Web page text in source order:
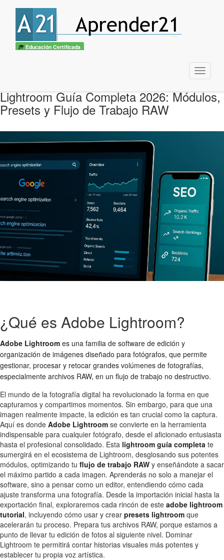
Educación Certificada
Menu
Lightroom Guía Completa 2026: Módulos,
Presets y Flujo de Trabajo RAW
¿Qué es Adobe Lightroom?
Adobe Lightroom es una familia de software de edición y
organización de imágenes diseñado para fotógrafos, que permite
gestionar, procesar y retocar grandes volúmenes de fotografías,
especialmente archivos RAW, en un flujo de trabajo no destructivo.
El mundo de la fotografía digital ha revolucionado la forma en que
capturamos y compartimos momentos. Sin embargo, para que una
imagen realmente impacte, la edición es tan crucial como la captura.
Aquí es donde Adobe Lightroom se convierte en la herramienta
indispensable para cualquier fotógrafo, desde el aficionado entusiasta
hasta el profesional consolidado. Esta lightroom guía completa te
sumergirá en el ecosistema de Lightroom, desglosando sus potentes
módulos, optimizando tu flujo de trabajo RAW y enseñándote a sacar
el máximo partido a cada imagen. Aprenderás no solo a manejar el
software, sino a pensar como un editor, entendiendo cómo cada
ajuste transforma una fotografía. Desde la importación inicial hasta la
exportación final, exploraremos cada rincón de este adobe lightroom
tutorial, incluyendo cómo usar y crear presets lightroom que
acelerarán tu proceso. Prepara tus archivos RAW, porque estamos a
punto de llevar tu edición de fotos al siguiente nivel. Dominar
Lightroom te permitirá contar historias visuales más potentes y
establecer tu propia voz artística.